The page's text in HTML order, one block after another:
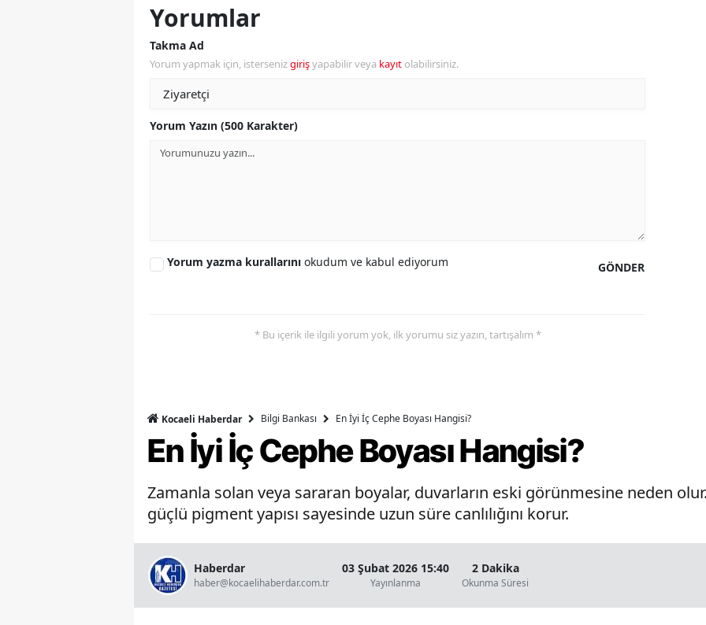
Yorumlar
Takma Ad
Yorum yapmak için, istersenizgirişyapabilir veya kayıt olabilirsiniz.
Yorum Yazın (500 Karakter)
GÖNDER
Yorum yazma kurallarını okudum ve kabul ediyorum
* Bu içerik ile ilgili yorum yok, ilk yorumu siz yazın, tartışalım *
Kocaeli Haberdar Bilgi Bankası En İyi İç Cephe Boyası Hangisi?
En İyi İç Cephe Boyası Hangisi?
Zamanla solan veya sararan boyalar, duvarların eski görünmesine neden
güçlü pigment yapısı sayesinde uzun süre canlılığını korur.
Haberdar
haber@kocaelihaberdar.com.tr
03 Şubat 2026 15:40
Yayınlanma
2 Dakika
Okunma Süresi